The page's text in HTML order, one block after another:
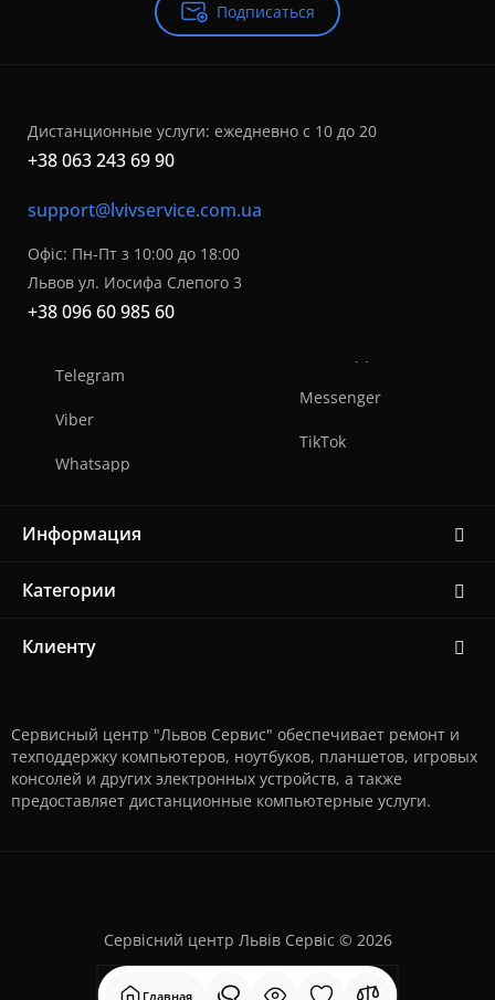
Главная
Подписаться
Дистанционные услуги: ежедневно с 10 до 20
+38 063 243 69 90
support@lvivservice.com.ua
Офіс: Пн-Пт з 10:00 до 18:00
Львов ул. Иосифа Слепого 3
+38 096 60 985 60
Telegram
Viber
Whatsapp
Messenger
TikTok
Информация
Категории
Клиенту
Сервисный центр "Львов Сервис" обеспечивает ремонт и
техподдержку компьютеров, ноутбуков, планшетов, игровых
консолей и других электронных устройств, а также
предоставляет дистанционные компьютерные услуги.
Сервісний центр Львів Сервіс © 2026